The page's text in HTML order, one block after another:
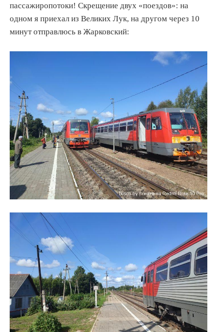
пассажиропотоки! Скрещение двух «поездов»: на
одном я приехал из Великих Лук, на другом через 10
минут отправлюсь в Жарковский: